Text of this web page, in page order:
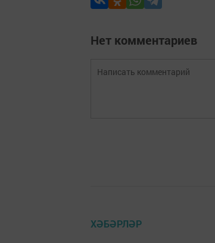
Нет комментариев
ХӘБӘРЛӘР